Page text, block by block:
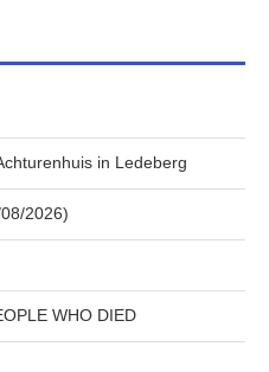
in Ledeberg
2026)
WHO DIED